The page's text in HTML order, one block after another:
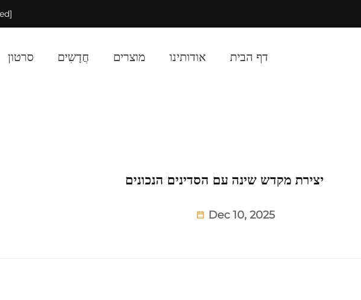
[email protected]
דף הבית אודותינו מוצרים חֲדָשִים סרטון
יצירת מקדש שינה עם הסדינים הנכונים
Dec 10, 2025